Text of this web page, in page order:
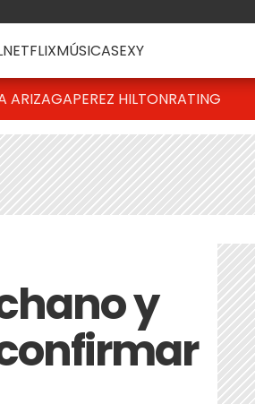
NETFLIXMÚSICASEXY
ARIZAGAPEREZ HILTONRATING
y